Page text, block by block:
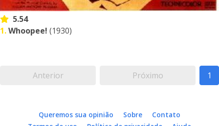
5.54
1.Whoopee! (1930)
Anterior Próximo 1
Queremos sua opinião Sobre
Contato